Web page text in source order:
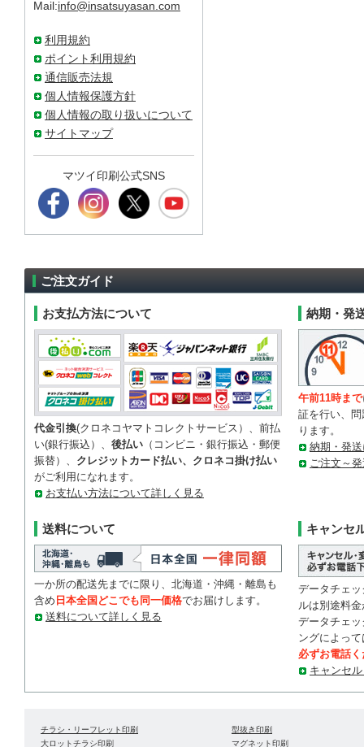
Mail:info@insatsuyasan.com
利用規約
ポイント利用規約
通信販売法規
個人情報保護方針
個人情報の取り扱いについて
サイトマップ
マツイ印刷公式SNS
ご注文ガイド
お支払方法について
代金引換(クロネコヤマトコレクトサービス）、前払
い(銀行振込）、 後払い （コンビニ・銀行振込・郵便
振替）、 クレジットカード払い、クロネコ掛け払い
がご利用になれます。
お支払い方法について詳しく見る
送料について
一か所の配送先までに限り、北海道・沖縄・離島も
含め 日本全国どこでも同一価格でお届けします。
送料について詳しく見る
納期・発
午前11時まで
証を行い、
ります。
納期・発
ご注文～
キャンセ
データチェ
ルは別途料
データチェ
ングによっ
必ずお電話
キャンセ
チラシ・リーフレット印刷
大ロットチラシ印刷
型抜き印刷
マグネット印刷